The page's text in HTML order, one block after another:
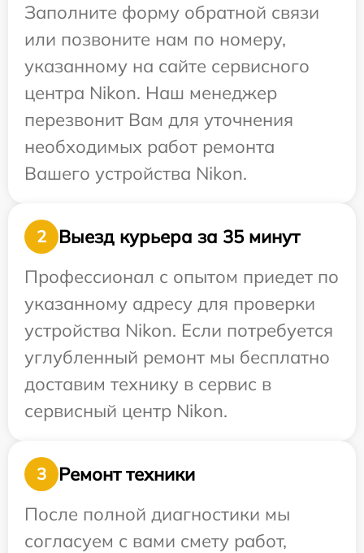
Заполните форму обратной связи
или позвоните нам по номеру,
указанному на сайте сервисного
центра Nikon. Наш менеджер
перезвонит Вам для уточнения
необходимых работ ремонта
Вашего устройства Nikon.
2
Выезд курьера за 35 минут
Профессионал с опытом приедет по
указанному адресу для проверки
устройства Nikon. Если потребуется
углубленный ремонт мы бесплатно
доставим технику в сервис в
сервисный центр Nikon.
3
Ремонт техники
После полной диагностики мы
согласуем с вами смету работ,